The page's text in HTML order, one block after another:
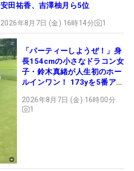
安田祐香、吉澤柚月ら5位
2026年8月7日 (金) 16時14分 1
「パーティーしようぜ！」身
長154cmの小さなドラコン女
子・鈴木真緒が人生初のホー
ルインワン！ 173yを5番アイ
2026年8月7日 (金) 16時00分
1